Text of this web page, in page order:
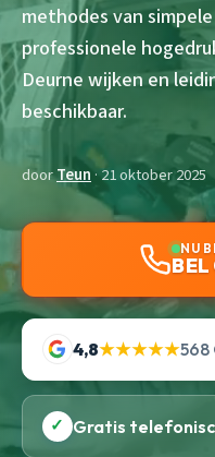
methodes van
professionele
Deurne wijken en
beschikbaar.
doorTeun · 21 oktober 2025
NU
4,8★★★★★568
✓ Gratis